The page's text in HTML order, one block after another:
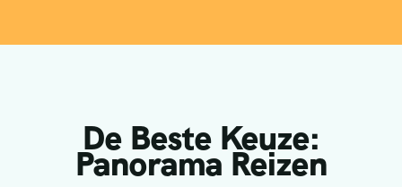
De Beste Keuze:
Panorama Reizen